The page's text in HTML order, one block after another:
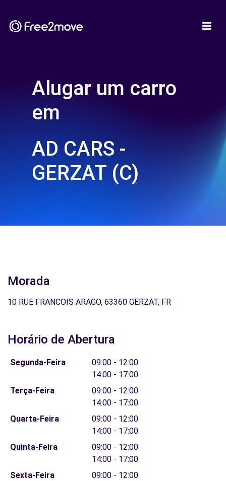
Alugar um carro
em
AD CARS -
GERZAT (C)
Morada
10 RUE FRANCOIS ARAGO, 63360 GERZAT, FR
Horário de Abertura
Segunda-Feira
09:00 - 12:00
14:00 - 17:00
Terça-Feira
09:00 - 12:00
14:00 - 17:00
Quarta-Feira
09:00 - 12:00
14:00 - 17:00
Quinta-Feira
09:00 - 12:00
14:00 - 17:00
Sexta-Feira
09:00 - 12:00